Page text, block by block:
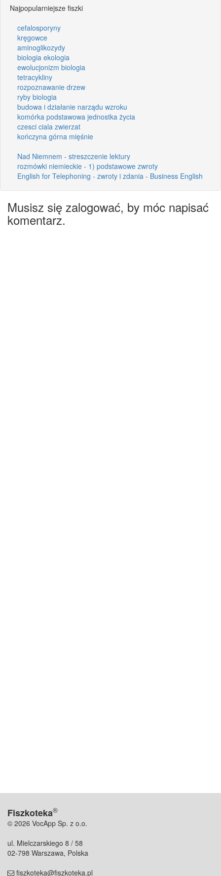
Najpopularniejsze fiszki
cefalosporyny
kręgowce
aminoglikozydy
biologia ekologia
ewolucjonizm biologia
tetracykliny
rozpoznawanie drzew
ryby biologia
budowa i działanie narządu wzroku
komórka podstawowa jednostka życia
czesci ciala zwierzat
kończyna górna mięśnie
Nad Niemnem - streszczenie lektury
rozmówki niemieckie - 1) podstawowe zwroty
English for Telephoning - zwroty i zdania - Business English
Musisz się zalogować, by móc napisać
komentarz.
Fiszkoteka®
© 2026 VocApp Sp. z o.o.
ul. Mielczarskiego 8 / 58
02-798 Warszawa, Polska
fiszkoteka@fiszkoteka.pl